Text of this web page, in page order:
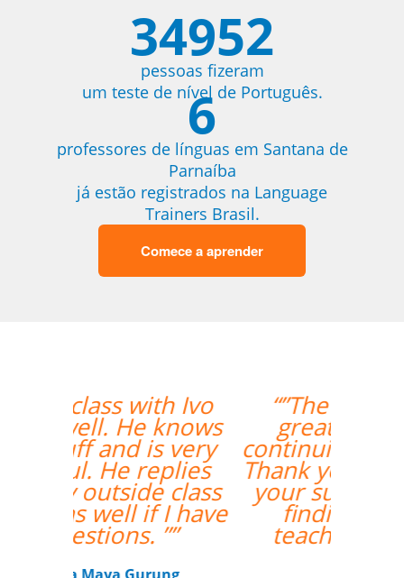
34952
pessoas fizeram
um teste de nível de Português.
6
professores de línguas em Santana de
Parnaíba
já estão registrados na Language
Trainers Brasil.
Comece a aprender
“”The lesson went
great! We will be
continuing the lessons.
Thank you so much for
your support and for
finding the best
teacher for me. ””